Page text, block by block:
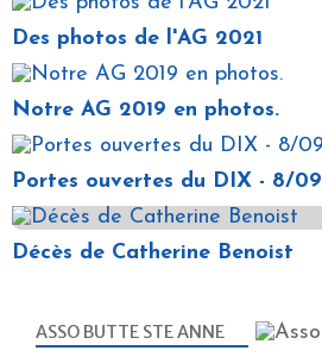
Des photos de l'AG 2021
Notre AG 2019 en photos.
Portes ouvertes du DIX - 8/09
Décès de Catherine Benoist
ASSO BUTTE STE ANNE